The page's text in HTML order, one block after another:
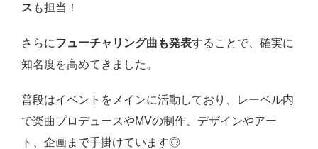
ス も担当！
さらにフューチャリング曲も発表することで、確実に
知名度を高めてきました。
普段はイベントをメインに活動しており、レーベル内
で楽曲プロデュースやMVの制作、デザインやアー
ト、企画まで手掛けています◎